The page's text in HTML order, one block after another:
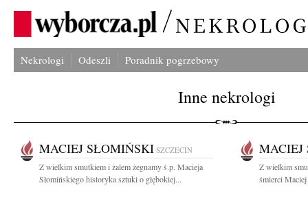
Nekrologi Odeszli Poradnik pogrzebowy
Inne nekrologi
MACIEJ SŁOMIŃSKI SZCZECIN
Z wielkim smutkiem i żalem żegnamy ś.p. Macieja
Słomińskiego historyka sztuki o głębokiej...
MACIEJ
Z wielkim
śmierci Maciej